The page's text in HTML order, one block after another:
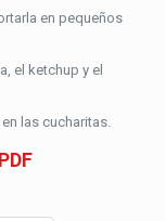
en pequeños
el ketchup y el
las cucharitas.